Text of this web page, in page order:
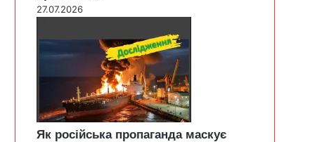
27.07.2026
Як російська пропаганда маскує